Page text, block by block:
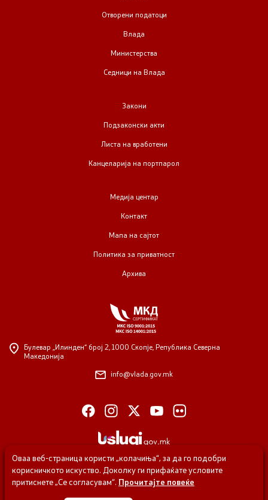
Отворени податоци
Влада
Министерства
Седници на Влада
Закони
Подзаконски акти
Листа на вработени
Канцеларија на портпарол
Медија центар
Контакт
Мапа на сајтот
Политика за приватност
Архива
Булевар „Илинден“ број 2, 1000 Скопје, Република Северна
Македонија
info@vlada.gov.mk
Оваа веб-страница користи „колачиња“, за да го подобри
корисничкото искуство. Доколку ги прифаќате условите
притиснете „Се согласувам“. Прочитајте повеќе